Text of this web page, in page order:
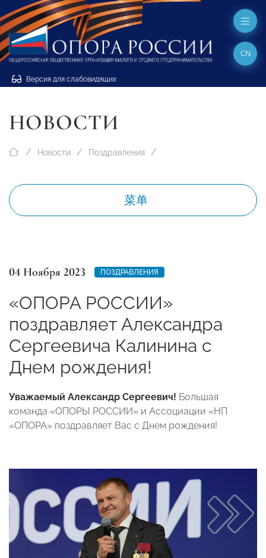
Версия для слабовидящих
CN
НОВОСТИ
Новости Поздравления
菜单
04 Ноября 2023 ПОЗДРАВЛЕНИЯ
«ОПОРА РОССИИ»
поздравляет Александра
Сергеевича Калинина с
Днем рождения!
Уважаемый Александр Сергеевич! Большая
команда «ОПОРЫ РОССИИ» и Ассоциации «НП
«ОПОРА» поздравляет Вас с Днем рождения!